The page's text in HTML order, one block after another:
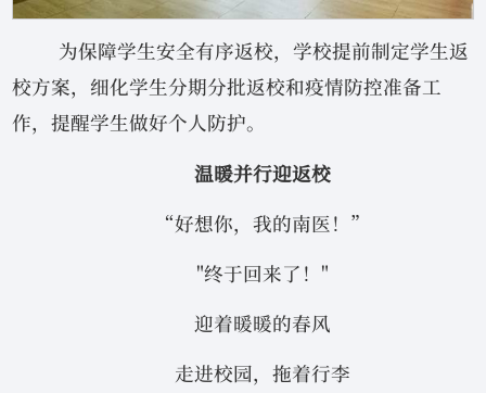
为保障学生安全有序返校，学校提前制定学生返
校方案，细化学生分期分批返校和疫情防控准备工
作，提醒学生做好个人防护。
温暖并行迎返校
“好想你，我的南医！”
"终于回来了！"‍‍‍‍‍
迎着暖暖的春风
走进校园，拖着行李